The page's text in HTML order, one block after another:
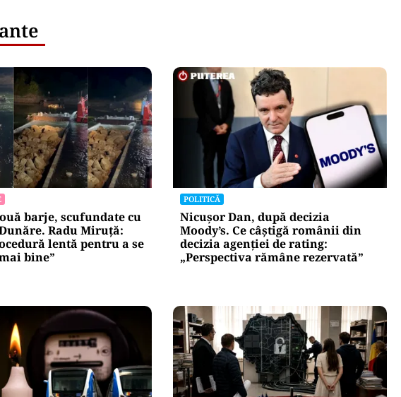
barje, scufundate cu
Radu Miruță:
lentă pentru a se
bine”
POLITICĂ
Nicușor Dan, după decizia
Moody’s. Ce câștigă românii din
decizia agenției de rating:
„Perspectiva rămâne rezervată”